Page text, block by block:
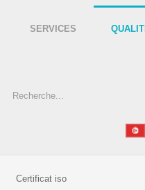
SERVICES
Certificat iso